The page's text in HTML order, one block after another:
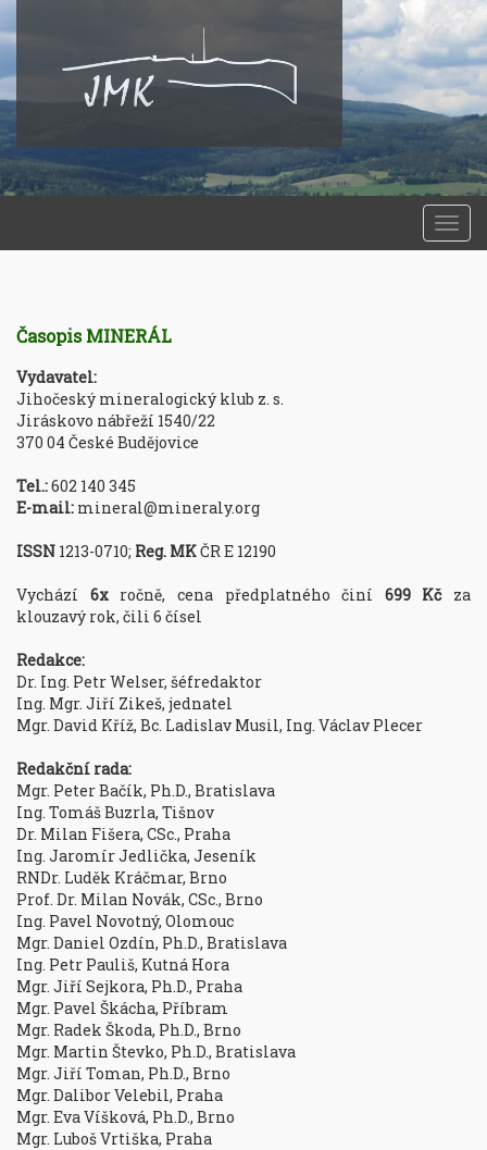
Časopis MINERÁL
Vydavatel:
Jihočeský mineralogický klub z. s.
Jiráskovo nábřeží 1540/22
370 04 České Budějovice
Tel.:602 140 345
E-mail: mineral@mineraly.org
ISSN 1213-0710; Reg. MKČR E 12190
Vychází 6xročně, cena předplatného činí 699 Kčza
klouzavý rok, čili 6 čísel
Redakce:
Dr. Ing. Petr Welser, šéfredaktor
Ing. Mgr. Jiří Zikeš, jednatel
Mgr. David Kříž, Bc. Ladislav Musil, Ing. Václav Plecer
Redakční rada:
Mgr. Peter Bačík, Ph.D., Bratislava
Ing. Tomáš Buzrla, Tišnov
Dr. Milan Fišera, CSc., Praha
Ing. Jaromír Jedlička, Jeseník
RNDr. Luděk Kráčmar, Brno
Prof. Dr. Milan Novák, CSc., Brno
Ing. Pavel Novotný, Olomouc
Mgr. Daniel Ozdín, Ph.D., Bratislava
Ing. Petr Pauliš, Kutná Hora
Mgr. Jiří Sejkora, Ph.D., Praha
Mgr. Pavel Škácha, Příbram
Mgr. Radek Škoda, Ph.D., Brno
Mgr. Martin Števko, Ph.D., Bratislava
Mgr. Jiří Toman, Ph.D., Brno
Mgr. Dalibor Velebil, Praha
Mgr. Eva Víšková, Ph.D., Brno
Mgr. Luboš Vrtiška, Praha